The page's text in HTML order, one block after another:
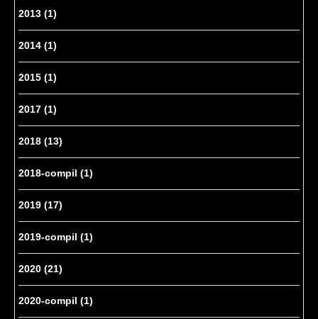
2013 (1)
2014 (1)
2015 (1)
2017 (1)
2018 (13)
2018-compil (1)
2019 (17)
2019-compil (1)
2020 (21)
2020-compil (1)